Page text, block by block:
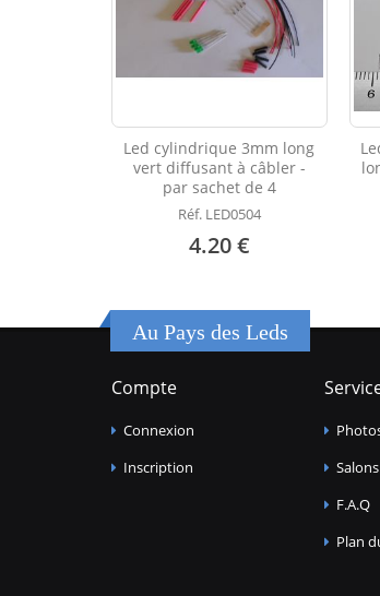
Led cylindrique 3mm long
vert diffusant à câbler -
par sachet de 4
Réf. LED0504
4.20 €
Au Pays des Leds
Compte
Connexion
Inscription
Salons
F.A.Q
Plan